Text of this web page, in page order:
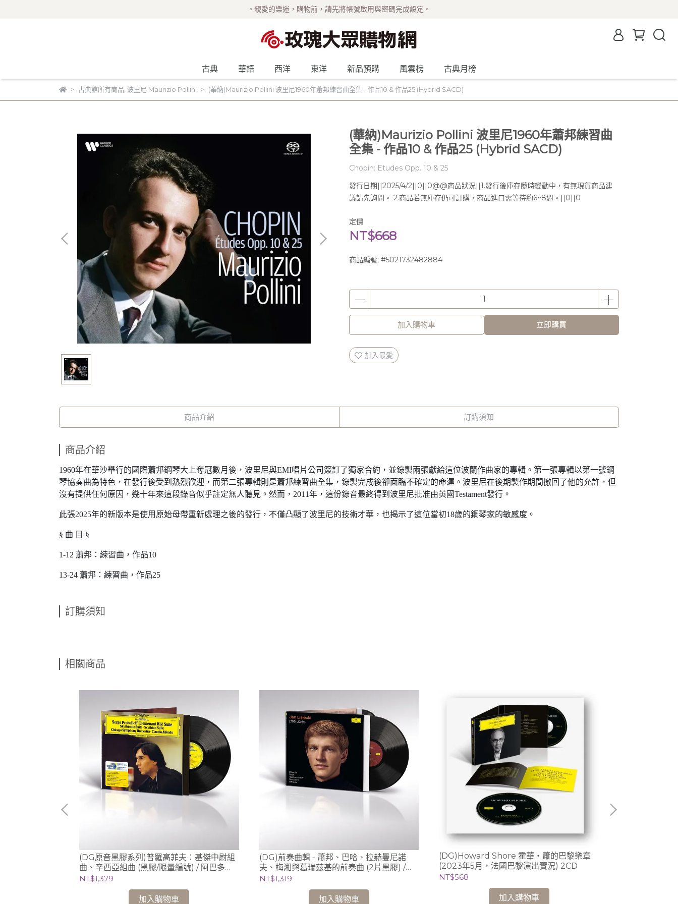
。親愛的樂迷，購物前，請先將帳號啟用與密碼完成設定。
古典 華語 西洋 東洋 新品預購 風雲榜 古典月榜
古典館所有商品 波里尼 Maurizio Pollini (華納)Maurizio Pollini 波里尼1960年蕭邦練習曲全集 - 作品10 & 作品25 (Hybrid SACD)
(華納)Maurizio Pollini 波里尼1960年蕭邦練習曲
全集 - 作品10 & 作品25 (Hybrid SACD)
Chopin: Etudes Opp. 10 & 25
發行日期||2025/4/2||0||0@@商品狀況||1.發行後庫存隨時變動中，有無現貨商品建
議請先詢問。 2.商品若無庫存仍可訂購，商品進口需等待約6~8週。||0||0
定價
NT$668
商品編號: #5021732482884
加入購物車 立即購買
加入最愛
商品介紹 訂購須知
商品介紹
1960年在華沙舉行的國際蕭邦鋼琴大上奪冠數月後，波里尼與EMI唱片公司簽訂了獨家合約，並錄製兩張獻給這位波蘭作曲家的專輯。第一張專輯以第一號鋼
琴協奏曲為特色，在發行後受到熱烈歡迎，而第二張專輯則是蕭邦練習曲全集，錄製完成後卻面臨不確定的命運。波里尼在後期製作期間撤回了他的允許，但
沒有提供任何原因，幾十年來這段錄音似乎註定無人聽見。然而，2011年，這份錄音最終得到波里尼批准由英國Testament發行。
此張2025年的新版本是使用原始母帶重新處理之後的發行，不僅凸顯了波里尼的技術才華，也揭示了這位當初18歲的鋼琴家的敏感度。
§ 曲 目 §
1-12 蕭邦：練習曲，作品10
13-24 蕭邦：練習曲，作品25
訂購須知
相關商品
(DG原音黑膠系列)普羅高菲夫：基傑中尉組
曲、辛西亞組曲 (黑膠/限量編號) / 阿巴多
Claudio Abbado (指揮) 芝加哥交響樂團
NT$1,379
加入購物車
(DG)前奏曲輯 - 蕭邦、巴哈、拉赫曼尼諾
夫、梅湘與葛瑞茲基的前奏曲 (2片黑膠) /
Jan Lisieckie 利謝茲基 (鋼琴)
NT$1,319
加入購物車
(DG)Howard Shore 霍華‧蕭的巴黎樂章
(2023年5月，法國巴黎演出實況) 2CD
NT$568
加入購物車